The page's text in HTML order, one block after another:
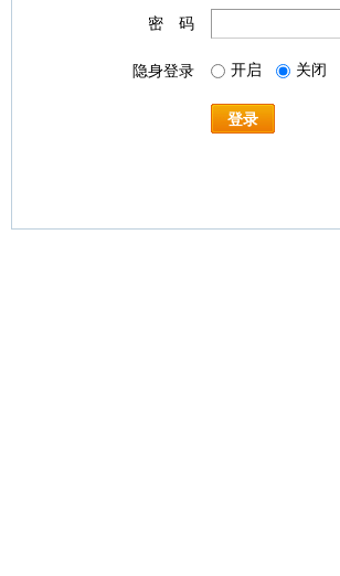
密 码
隐身登录 开启 关闭
登录